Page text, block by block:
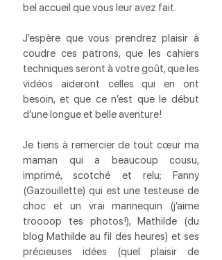
bel accueil que vous leur avez fait.
J’espère que vous prendrez plaisir à
coudre ces patrons, que les cahiers
techniques seront à votre goût, que les
vidéos aideront celles qui en ont
besoin, et que ce n’est que le début
d’une longue et belle aventure!
Je tiens à remercier de tout cœur ma
maman qui a beaucoup cousu,
imprimé, scotché et relu; Fanny
(Gazouillette) qui est une testeuse de
choc et un vrai mannequin (j’aime
troooop tes photos!), Mathilde (du
blog Mathilde au fil des heures) et ses
précieuses idées (quel plaisir de